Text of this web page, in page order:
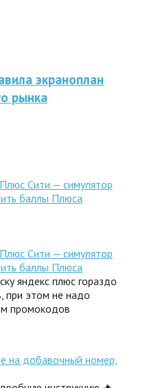
экраноплан
рынка
Сити — симулятор
баллы Плюса
Сити — симулятор
баллы Плюса
яндекс плюс гораздо
при этом не надо
промокодов
на добавочный номер,